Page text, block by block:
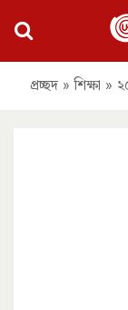
প্রচ্ছদ » শিক্ষা »